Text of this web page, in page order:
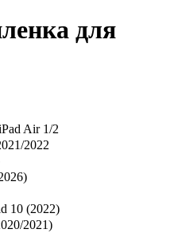
для
Air 1/2
2022
10 (2022)
2021)